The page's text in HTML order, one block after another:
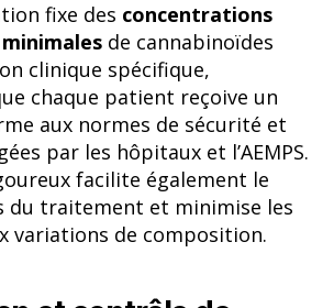
fixe des concentrations
de cannabinoïdes
clinique spécifique,
chaque patient reçoive un
aux normes de sécurité et
par les hôpitaux et l’AEMPS.
facilite également le
du traitement et minimise les
variations de composition.